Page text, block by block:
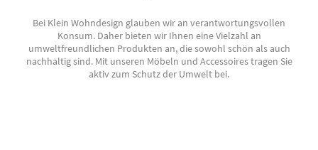
Bei Klein Wohndesign glauben wir an verantwortungsvollen
Konsum. Daher bieten wir Ihnen eine Vielzahl an
umweltfreundlichen Produkten an, die sowohl schön als auch
nachhaltig sind. Mit unseren Möbeln und Accessoires tragen Sie
aktiv zum Schutz der Umwelt bei.